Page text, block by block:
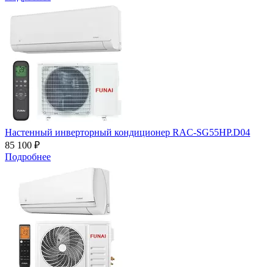
Настенный инверторный кондиционер RAC-SG55HP.D04
85 100 ₽
Подробнее